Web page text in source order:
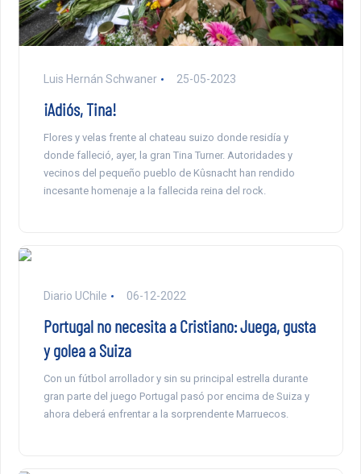
Luis Hernán Schwaner 25-05-2023
¡Adiós, Tina!
Flores y velas frente al chateau suizo donde residía y
donde falleció, ayer, la gran Tina Turner. Autoridades y
vecinos del pequeño pueblo de Kûsnacht han rendido
incesante homenaje a la fallecida reina del rock.
Diario UChile 06-12-2022
Portugal no necesita a Cristiano: Juega, gusta
y golea a Suiza
Con un fútbol arrollador y sin su principal estrella durante
gran parte del juego Portugal pasó por encima de Suiza y
ahora deberá enfrentar a la sorprendente Marruecos.